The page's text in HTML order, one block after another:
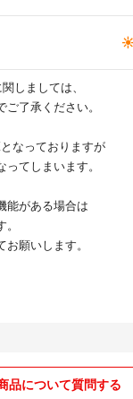
しましては、
了承ください。
なっておりますが
てしまいます。
能がある場合は
願いします。
して
いします。
品について質問する